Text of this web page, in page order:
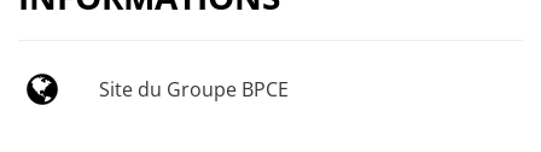
Site du Groupe BPCE